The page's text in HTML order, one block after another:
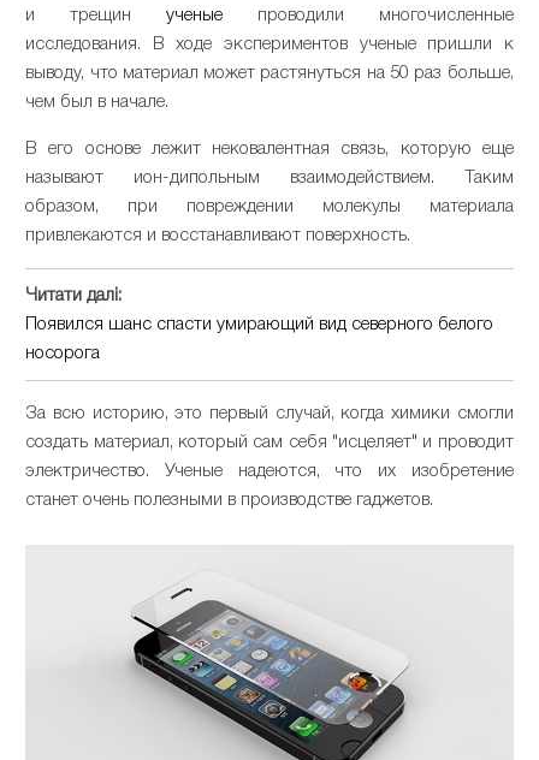
и трещин ученые проводили многочисленные
исследования.
В ходе экспериментов ученые пришли к
выводу, что материал может растянуться на 50 раз больше,
чем был в начале.
В его основе лежит нековалентная связь, которую еще
называют ион-дипольным взаимодействием.
Таким
образом, при повреждении молекулы материала
привлекаются и восстанавливают поверхность.
Читати далі:
Появился шанс спасти умирающий вид северного белого
носорога
За всю историю, это первый случай, когда химики смогли
создать материал, который сам себя "исцеляет" и проводит
электричество. Ученые надеются, что их изобретение
станет очень полезными в производстве гаджетов.